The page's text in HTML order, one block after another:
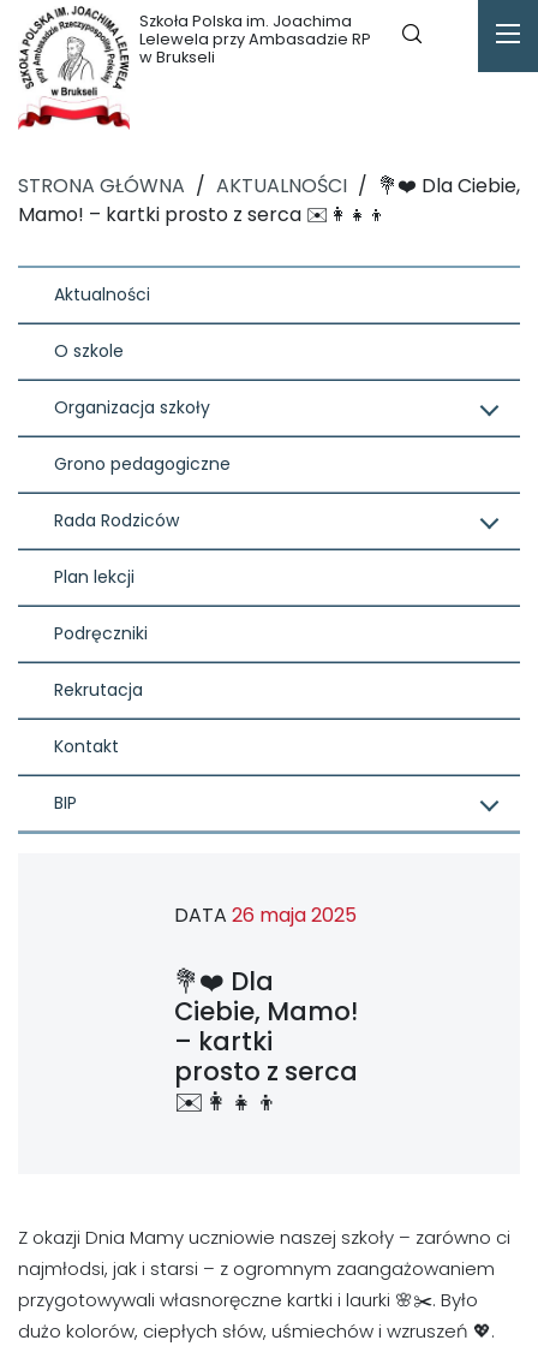
Szkoła Polska im. Joachima
Lelewela przy Ambasadzie RP
w Brukseli
STRONA GŁÓWNA / AKTUALNOŚCI / 💐❤️ Dla Ciebie,
Mamo! – kartki prosto z serca ✉️👩‍👧‍👦
Aktualności
O szkole
Organizacja szkoły
Grono pedagogiczne
Rada Rodziców
Plan lekcji
Podręczniki
Rekrutacja
Kontakt
BIP
DATA 26 maja 2025
💐❤️ Dla
Ciebie, Mamo!
– kartki
prosto z serca
✉️👩‍👧‍👦
Z okazji Dnia Mamy uczniowie naszej szkoły – zarówno ci
najmłodsi, jak i starsi – z ogromnym zaangażowaniem
przygotowywali własnoręczne kartki i laurki 🌸✂️. Było
dużo kolorów, ciepłych słów, uśmiechów i wzruszeń 💖.